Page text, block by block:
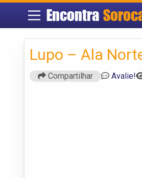
Encontra
Lupo – Ala
Compartilhar Avalie!